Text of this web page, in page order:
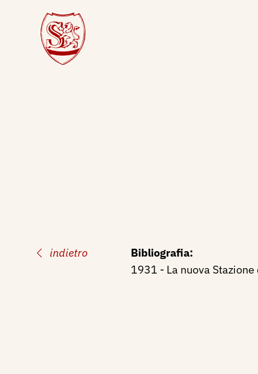
indietro
Bibliografia:
1931 - La nuova